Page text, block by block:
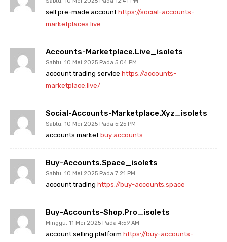
sell pre-made account https://social-accounts-
marketplaces.live
Accounts-Marketplace.live_isolets
Sabtu. 10 Mei 2025 Pada 5:04 PM
account trading service https://accounts-
marketplace.live/
Social-Accounts-Marketplace.xyz_isolets
Sabtu. 10 Mei 2025 Pada 5:25 PM
accounts market buy accounts
Buy-Accounts.space_isolets
Sabtu. 10 Mei 2025 Pada 7:21 PM
account trading https://buy-accounts.space
Buy-Accounts-Shop.pro_isolets
Minggu. 11 Mei 2025 Pada 4:59 AM
account selling platform https://buy-accounts-